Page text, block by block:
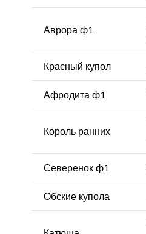
Аврора ф1
Красный купол
Афродита ф1
Король ранних
Северенок ф1
Обские купола